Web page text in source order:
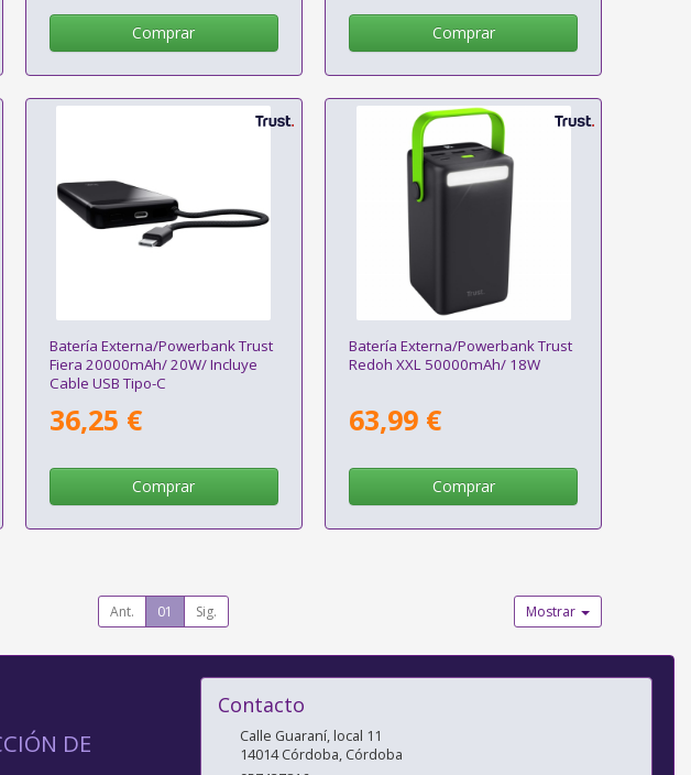
Comprar Comprar
Batería Externa/Powerbank Trust
Fiera 20000mAh/ 20W/ Incluye
Cable USB Tipo-C
36,25 €
Comprar
Batería Externa/Powerbank Trust
Redoh XXL 50000mAh/ 18W
63,99 €
Comprar
Ant. 01 Sig. Mostrar
DE
Contacto
Calle Guaraní, local 11
14014 Córdoba, Córdoba